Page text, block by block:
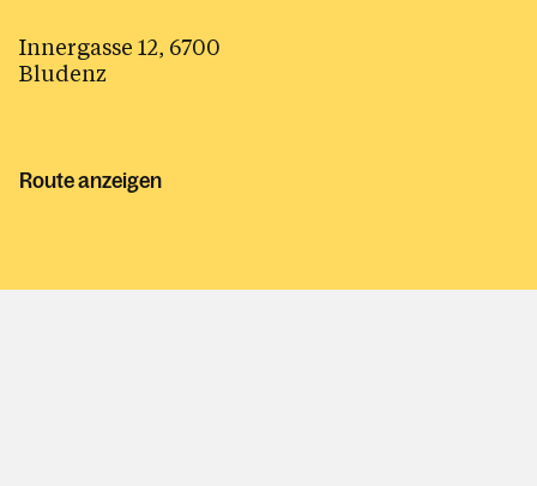
Innergasse 12, 6700
Bludenz
Route anzeigen